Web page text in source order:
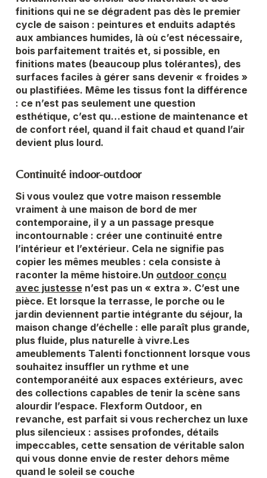
finitions qui ne se dégradent pas dès le premier
cycle de saison : peintures et enduits adaptés
aux ambiances humides, là où c’est nécessaire,
bois parfaitement traités et, si possible, en
finitions mates (beaucoup plus tolérantes), des
surfaces faciles à gérer sans devenir « froides »
ou plastifiées. Même les tissus font la différence
: ce n’est pas seulement une question
esthétique, c’est qu…estione de maintenance et
de confort réel, quand il fait chaud et quand l’air
devient plus lourd.
Continuité indoor-outdoor
Si vous voulez que votre maison ressemble
vraiment à une maison de bord de mer
contemporaine, il y a un passage presque
incontournable : créer une continuité entre
l’intérieur et l’extérieur. Cela ne signifie pas
copier les mêmes meubles : cela consiste à
raconter la même histoire.Un outdoor conçu
avec justesse n’est pas un « extra ». C’est une
pièce. Et lorsque la terrasse, le porche ou le
jardin deviennent partie intégrante du séjour, la
maison change d’échelle : elle paraît plus grande,
plus fluide, plus naturelle à vivre.Les
ameublements Talenti fonctionnent lorsque vous
souhaitez insuffler un rythme et une
contemporanéité aux espaces extérieurs, avec
des collections capables de tenir la scène sans
alourdir l’espace. Flexform Outdoor, en
revanche, est parfait si vous recherchez un luxe
plus silencieux : assises profondes, détails
impeccables, cette sensation de véritable salon
qui vous donne envie de rester dehors même
quand le soleil se couche